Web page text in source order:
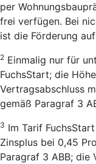
per
frei verfügen. Bei
ist die Förderung
2 Einmalig nur für
FuchsStart; die
Vertragsabschluss
gemäß Paragraf 3
3 Im Tarif
Zinsplus bei 0,45
Paragraf 3 ABB;